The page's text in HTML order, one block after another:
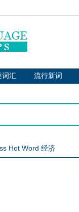
词汇 流行新词
Hot Word 经济